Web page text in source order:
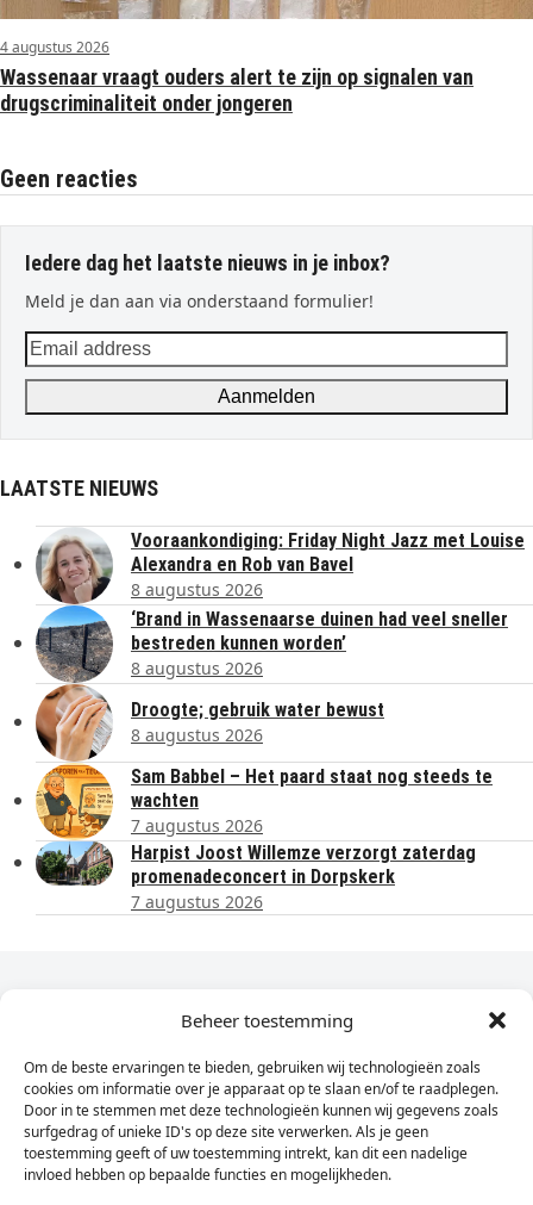
Beheer toestemming
Om de beste ervaringen te bieden, gebruiken wij technologieën zoals
cookies om informatie over je apparaat op te slaan en/of te raadplegen.
Door in te stemmen met deze technologieën kunnen wij gegevens zoals
surfgedrag of unieke ID's op deze site verwerken. Als je geen
toestemming geeft of uw toestemming intrekt, kan dit een nadelige
invloed hebben op bepaalde functies en mogelijkheden.
4 augustus 2026
Wassenaar vraagt ouders alert te zijn op signalen van
drugscriminaliteit onder jongeren
Geen reacties
Iedere dag het laatste nieuws in je inbox?
Meld je dan aan via onderstaand formulier!
Email
address
Aanmelden
LAATSTE NIEUWS
Vooraankondiging: Friday Night Jazz met Louise
Alexandra en Rob van Bavel
8 augustus 2026
‘Brand in Wassenaarse duinen had veel sneller
bestreden kunnen worden’
8 augustus 2026
Droogte; gebruik water bewust
8 augustus 2026
Sam Babbel – Het paard staat nog steeds te
wachten
7 augustus 2026
Harpist Joost Willemze verzorgt zaterdag
promenadeconcert in Dorpskerk
7 augustus 2026
Dagelijks het laatste nieuws in je e-mail?
Vul
hier
je
e-
mailadres
Sign Up